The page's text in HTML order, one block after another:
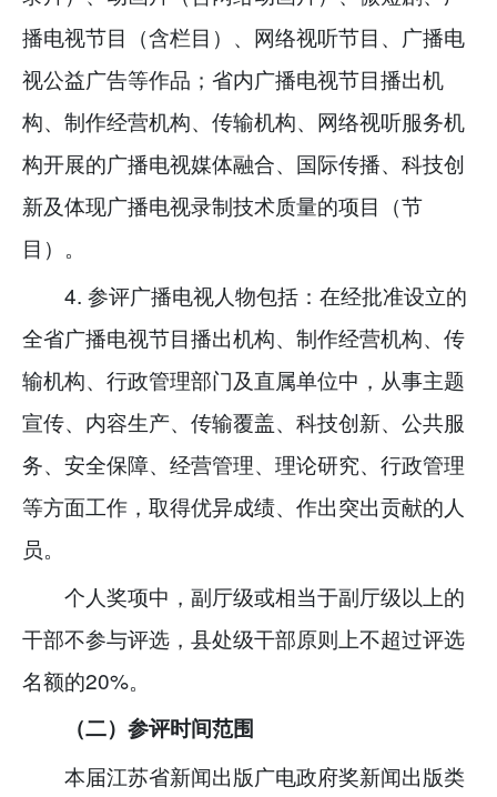
播电视节目（含栏目）、网络视听节目、广播电
视公益广告等作品；省内广播电视节目播出机
构、制作经营机构、传输机构、网络视听服务机
构开展的广播电视媒体融合、国际传播、科技创
新及体现广播电视录制技术质量的项目（节
目）。
4. 参评广播电视人物包括：在经批准设立的
全省广播电视节目播出机构、制作经营机构、传
输机构、行政管理部门及直属单位中，从事主题
宣传、内容生产、传输覆盖、科技创新、公共服
务、安全保障、经营管理、理论研究、行政管理
等方面工作，取得优异成绩、作出突出贡献的人
员。
个人奖项中，副厅级或相当于副厅级以上的
干部不参与评选，县处级干部原则上不超过评选
名额的20%。
（二）参评时间范围
本届江苏省新闻出版广电政府奖新闻出版类